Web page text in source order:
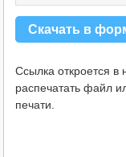
Скачать в
Ссылка откроется в
распечатать файл
печати.